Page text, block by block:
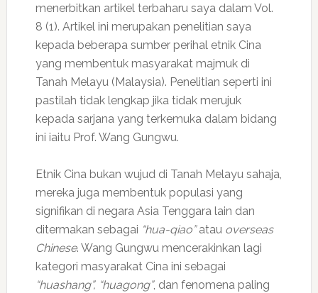
menerbitkan artikel terbaharu saya dalam Vol.
8 (1). Artikel ini merupakan penelitian saya
kepada beberapa sumber perihal etnik Cina
yang membentuk masyarakat majmuk di
Tanah Melayu (Malaysia). Penelitian seperti ini
pastilah tidak lengkap jika tidak merujuk
kepada sarjana yang terkemuka dalam bidang
ini iaitu Prof. Wang Gungwu.
Etnik Cina bukan wujud di Tanah Melayu sahaja,
mereka juga membentuk populasi yang
signifikan di negara Asia Tenggara lain dan
ditermakan sebagai “hua-qiao”atau overseas
Chinese. Wang Gungwu mencerakinkan lagi
kategori masyarakat Cina ini sebagai
“huashang”, “huagong”, dan fenomena paling